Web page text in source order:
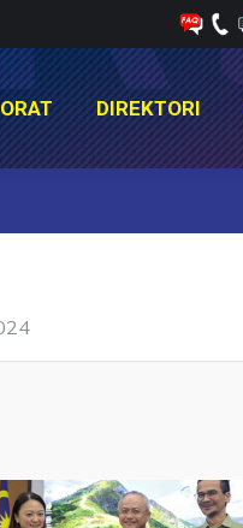
DIREKTORI
DIREKTORI